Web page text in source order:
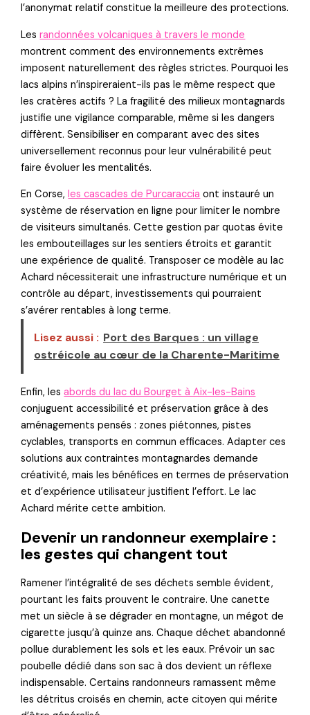
l’anonymat relatif constitue la meilleure des protections.
Lesrandonnées volcaniques à travers le monde
montrent comment des environnements extrêmes
imposent naturellement des règles strictes. Pourquoi les
lacs alpins n’inspireraient-ils pas le même respect que
les cratères actifs ? La fragilité des milieux montagnards
justifie une vigilance comparable, même si les dangers
diffèrent. Sensibiliser en comparant avec des sites
universellement reconnus pour leur vulnérabilité peut
faire évoluer les mentalités.
En Corse,les cascades de Purcaraccia ont instauré un
système de réservation en ligne pour limiter le nombre
de visiteurs simultanés. Cette gestion par quotas évite
les embouteillages sur les sentiers étroits et garantit
une expérience de qualité. Transposer ce modèle au lac
Achard nécessiterait une infrastructure numérique et un
contrôle au départ, investissements qui pourraient
s’avérer rentables à long terme.
Lisez aussi : Port des Barques : un village
ostréicole au cœur de la Charente-Maritime
Enfin, lesabords du lac du Bourget à Aix-les-Bains
conjuguent accessibilité et préservation grâce à des
aménagements pensés : zones piétonnes, pistes
cyclables, transports en commun efficaces. Adapter ces
solutions aux contraintes montagnardes demande
créativité, mais les bénéfices en termes de préservation
et d’expérience utilisateur justifient l’effort. Le lac
Achard mérite cette ambition.
Devenir un randonneur exemplaire :
les gestes qui changent tout
Ramener l’intégralité de ses déchets semble évident,
pourtant les faits prouvent le contraire. Une canette
met un siècle à se dégrader en montagne, un mégot de
cigarette jusqu’à quinze ans. Chaque déchet abandonné
pollue durablement les sols et les eaux. Prévoir un sac
poubelle dédié dans son sac à dos devient un réflexe
indispensable. Certains randonneurs ramassent même
les détritus croisés en chemin, acte citoyen qui mérite